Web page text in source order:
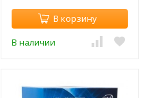
В корзину
В наличии